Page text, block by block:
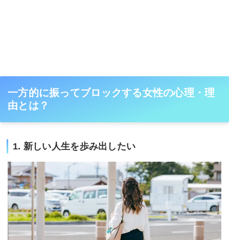
一方的に振ってブロックする女性の心理・理
由とは？
1. 新しい人生を歩み出したい